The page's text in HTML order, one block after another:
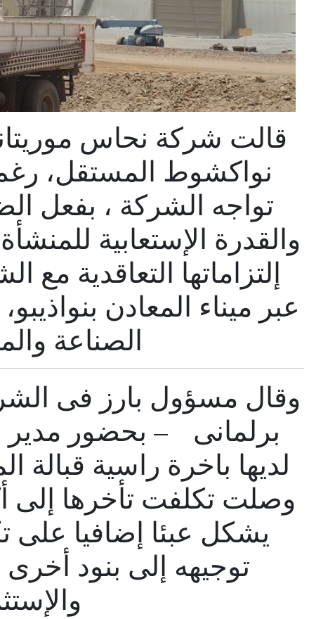
قالت شركة نحاس
نواكشوط المستقل، رغم
تواجه الشركة ، بفعل
والقدرة الإستعابية
إلتزاماتها التعاقدية مع
عبر ميناء المعادن
الصناعة
وقال مسؤول بارز فى
برلمانى – بحضور
وصلت تكلفت تأخرها إلى
يشكل عبئا إضافيا على
توجيهه إلى بنود